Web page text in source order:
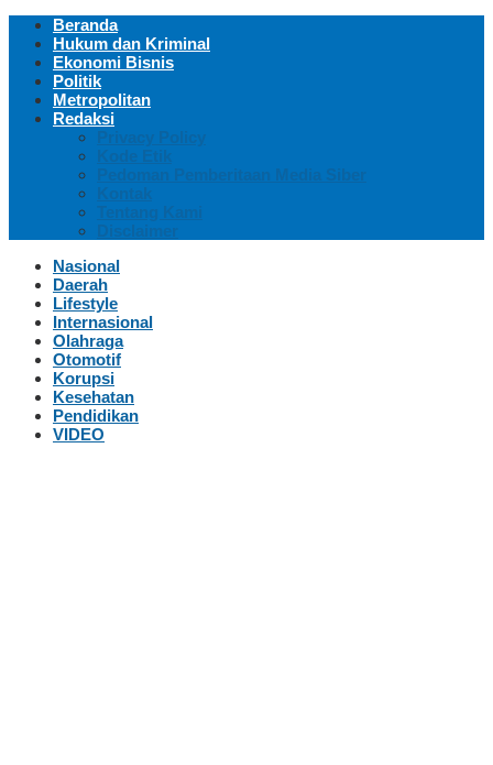
Beranda
Hukum dan Kriminal
Ekonomi Bisnis
Politik
Metropolitan
Redaksi
Privacy Policy
Kode Etik
Pedoman Pemberitaan Media Siber
Kontak
Tentang Kami
Disclaimer
Nasional
Daerah
Lifestyle
Internasional
Olahraga
Otomotif
Korupsi
Kesehatan
Pendidikan
VIDEO